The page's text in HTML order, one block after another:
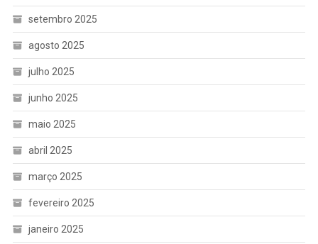
setembro 2025
agosto 2025
julho 2025
junho 2025
maio 2025
abril 2025
março 2025
fevereiro 2025
janeiro 2025